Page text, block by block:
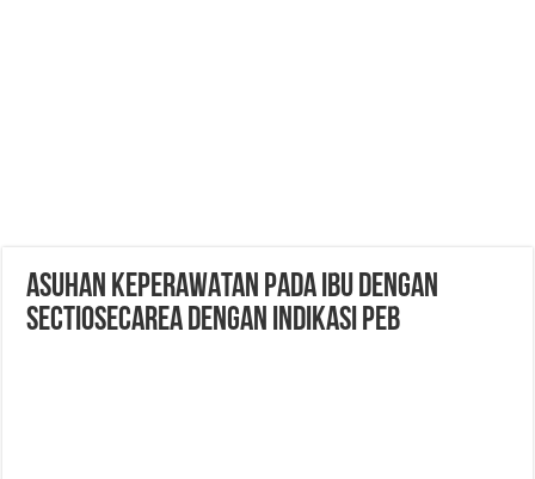
ASUHAN KEPERAWATAN PADA IBU DENGAN
SECTIOSECAREA DENGAN INDIKASI PEB